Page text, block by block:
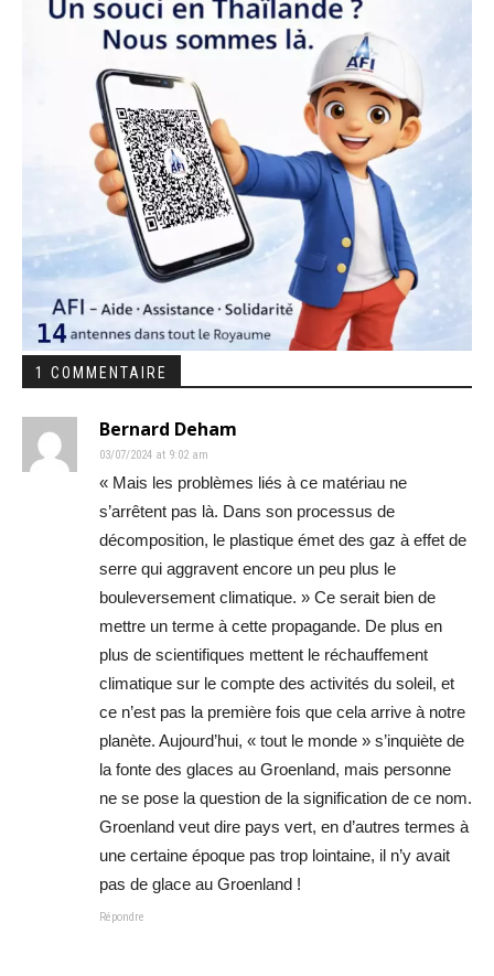
1 COMMENTAIRE
Bernard Deham
03/07/2024 at 9:02 am
« Mais les problèmes liés à ce matériau ne
s’arrêtent pas là. Dans son processus de
décomposition, le plastique émet des gaz à effet de
serre qui aggravent encore un peu plus le
bouleversement climatique. » Ce serait bien de
mettre un terme à cette propagande. De plus en
plus de scientifiques mettent le réchauffement
climatique sur le compte des activités du soleil, et
ce n’est pas la première fois que cela arrive à notre
planète. Aujourd’hui, « tout le monde » s’inquiète de
la fonte des glaces au Groenland, mais personne
ne se pose la question de la signification de ce nom.
Groenland veut dire pays vert, en d’autres termes à
une certaine époque pas trop lointaine, il n’y avait
pas de glace au Groenland !
Répondre